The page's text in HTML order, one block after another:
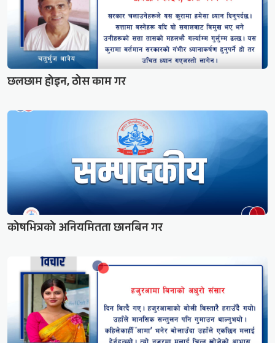
छलछाम होइन, ठोस काम गर
कोषभित्रको अनियमितता छानबिन गर